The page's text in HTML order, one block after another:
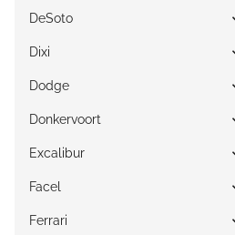
DeSoto
Dixi
Dodge
Donkervoort
Excalibur
Facel
Ferrari